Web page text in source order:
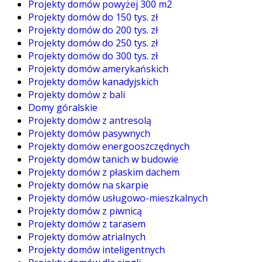
Projekty domów powyżej 300 m2
Projekty domów do 150 tys. zł
Projekty domów do 200 tys. zł
Projekty domów do 250 tys. zł
Projekty domów do 300 tys. zł
Projekty domów amerykańskich
Projekty domów kanadyjskich
Projekty domów z bali
Domy góralskie
Projekty domów z antresolą
Projekty domów pasywnych
Projekty domów energooszczędnych
Projekty domów tanich w budowie
Projekty domów z płaskim dachem
Projekty domów na skarpie
Projekty domów usługowo-mieszkalnych
Projekty domów z piwnicą
Projekty domów z tarasem
Projekty domów atrialnych
Projekty domów inteligentnych